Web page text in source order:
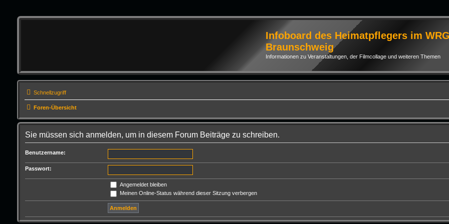
Infoboard des Heimatpflegers im WRG
Braunschweig
Informationen zu Veranstaltungen, der Filmcollage und weiteren Themen
Schnellzugriff
Foren-Übersicht
Sie müssen sich anmelden, um in diesem Forum Beiträge zu schreiben.
Benutzername:
Passwort:
Angemeldet bleiben
Meinen Online-Status während dieser Sitzung verbergen